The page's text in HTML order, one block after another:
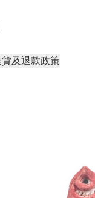
貨及退款政策